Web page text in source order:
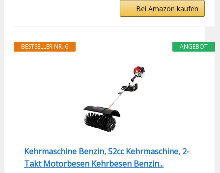
Bei Amazon kaufen
ANGEBOT
BESTSELLER NR. 6
Kehrmaschine Benzin, 52cc Kehrmaschine, 2-
Takt Motorbesen Kehrbesen Benzin...